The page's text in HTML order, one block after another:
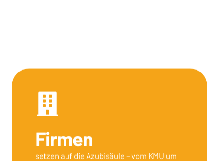
Firmen
setzen auf die Azubisäule – vom KMU um